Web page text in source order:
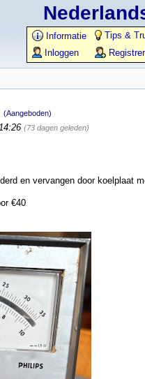
Informatie
Tips &
Inloggen
(Aangeboden)
(73 dagen geleden)
en vervangen door koelplaat
€40